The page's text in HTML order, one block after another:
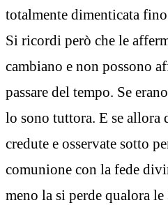
totalmente dimenticata
Si ricordi però che le
cambiano e non possono
passare del tempo. Se
lo sono tuttora. E se allora
credute e osservate sotto
comunione con la fede
meno la si perde qualora